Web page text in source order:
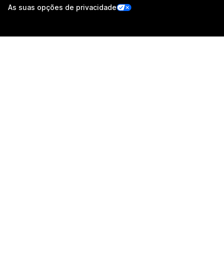
As suas opções de privacidade